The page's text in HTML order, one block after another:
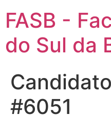
FASB -
do Sul da
#6051